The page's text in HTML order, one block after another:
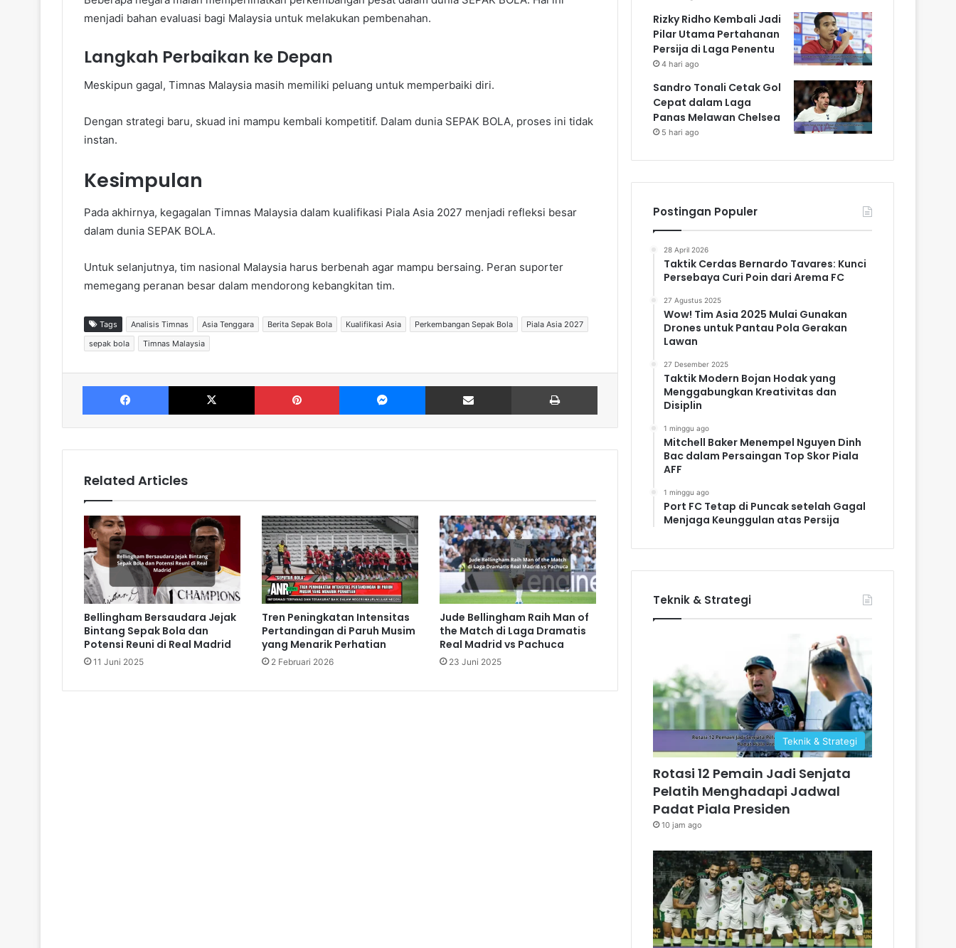
menjadi bahan evaluasi bagi Malaysia untuk melakukan pembenahan.
Langkah Perbaikan ke Depan
Meskipun gagal, Timnas Malaysia masih memiliki peluang untuk memperbaiki diri.
Dengan strategi baru, skuad ini mampu kembali kompetitif. Dalam dunia SEPAK BOLA, proses ini tidak
instan.
Kesimpulan
Pada akhirnya, kegagalan Timnas Malaysia dalam kualifikasi Piala Asia 2027 menjadi refleksi besar
dalam dunia SEPAK BOLA.
Untuk selanjutnya, tim nasional Malaysia harus berbenah agar mampu bersaing. Peran suporter
memegang peranan besar dalam mendorong kebangkitan tim.
Tags Analisis Timnas Asia Tenggara Berita Sepak Bola Kualifikasi Asia Perkembangan Sepak Bola
Piala Asia 2027
sepak bola
Timnas Malaysia
Facebook X Pinterest Messenger Share via Email
Related Articles
Bellingham Bersaudara Jejak
Bintang Sepak Bola dan
Potensi Reuni di Real Madrid
11 Juni 2025
Tren Peningkatan Intensitas
Pertandingan di Paruh Musim
yang Menarik Perhatian
2 Februari 2026
Jude Bellingham Raih Man of
the Match di Laga Dramatis
Real Madrid vs Pachuca
23 Juni 2025
Rizky Ridho Kembali Jadi
Pilar Utama Pertahanan
Persija di Laga Penentu
4 hari ago
Sandro Tonali Cetak Gol
Cepat dalam Laga
Panas Melawan Chelsea
5 hari ago
Postingan Populer
28 April 2026
Taktik Cerdas Bernardo Tavares: Kunci
Persebaya Curi Poin dari Arema FC
27 Agustus 2025
Wow! Tim Asia 2025 Mulai Gunakan
Drones untuk Pantau Pola Gerakan
Lawan
27 Desember 2025
Taktik Modern Bojan Hodak yang
Menggabungkan Kreativitas dan
Disiplin
1 minggu ago
Mitchell Baker Menempel Nguyen Dinh
Bac dalam Persaingan Top Skor Piala
AFF
1 minggu ago
Port FC Tetap di Puncak setelah Gagal
Menjaga Keunggulan atas Persija
Teknik & Strategi
Teknik & Strategi
Rotasi 12 Pemain Jadi Senjata
Pelatih Menghadapi Jadwal
Padat Piala Presiden
10 jam ago